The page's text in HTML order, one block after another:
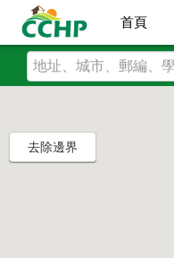
首頁
去除邊界